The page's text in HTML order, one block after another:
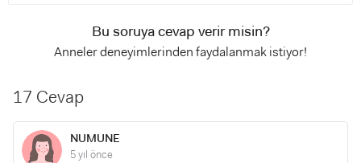
Bu soruya cevap verir misin?
Anneler deneyimlerinden faydalanmak istiyor!
17 Cevap
NUMUNE
5 yıl önce